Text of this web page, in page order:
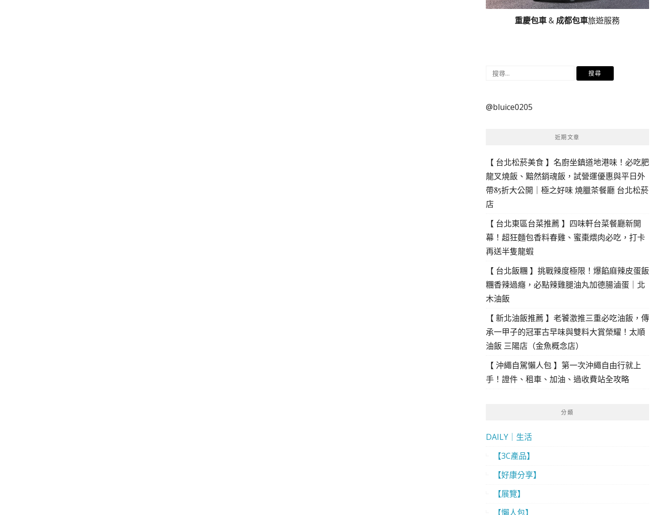
重慶包車& 成都包車旅遊服務
搜
鍵
@bluice0205
近期文章
【 台北松菸美食 】名廚坐鎮道地港味！必吃肥
龍叉燒飯、黯然銷魂飯，試營運優惠與平日外
帶85折大公開｜極之好味 燒臘茶餐廳 台北松菸
店
【 台北東區台菜推薦 】四味軒台菜餐廳新開
幕！超狂麵包香料春雞、蜜棗煨肉必吃，打卡
再送半隻龍蝦
【 台北飯糰 】挑戰辣度極限！爆餡麻辣皮蛋飯
糰香辣過癮，必點辣雞腿油丸加德腸滷蛋｜北
木油飯
【 新北油飯推薦 】老饕激推三重必吃油飯，傳
承一甲子的冠軍古早味與雙料大賞榮耀！太順
油飯 三陽店（金魚概念店）
【 沖繩自駕懶人包 】第一次沖繩自由行就上
手！證件、租車、加油、過收費站全攻略
分類
DAILY｜生活
【3C產品】
【好康分享】
【展覽】
【懶人包】